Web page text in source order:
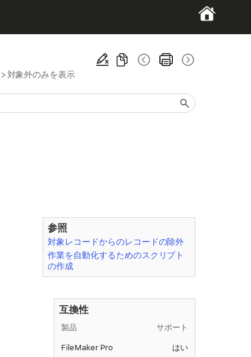
>対象外のみを表示
参照
対象レコードからのレコードの除外
作業を自動化するためのスクリプト
の作成
互換性
製品 サポート
FileMaker Pro はい